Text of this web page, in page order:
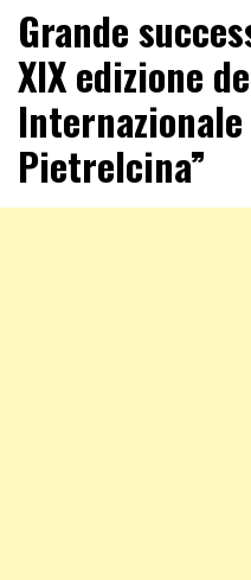
Grande
XIX edizione
Internazionale
Pietrelcina”